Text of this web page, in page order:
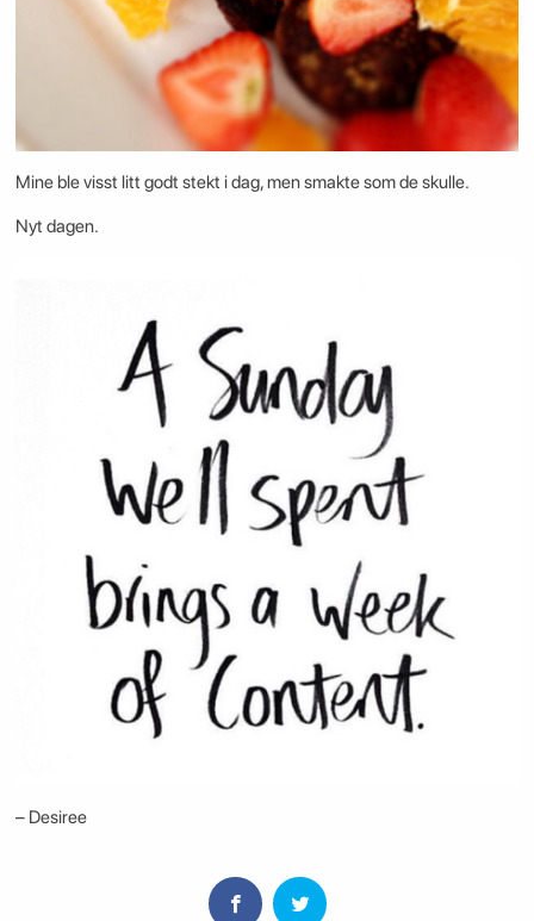
Mine ble visst litt godt stekt i dag, men smakte som de skulle.
Nyt dagen.
– Desiree